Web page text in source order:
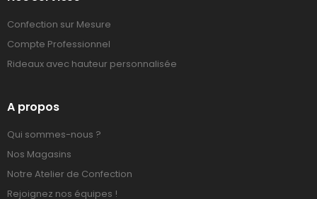
Confection sur Mesure
Compte Professionnel
Rideaux avec hauteur personnalisée
A propos
Qui sommes-nous ?
Nos Magasins
Notre Atelier de Confection
Rejoignez nos équipes !